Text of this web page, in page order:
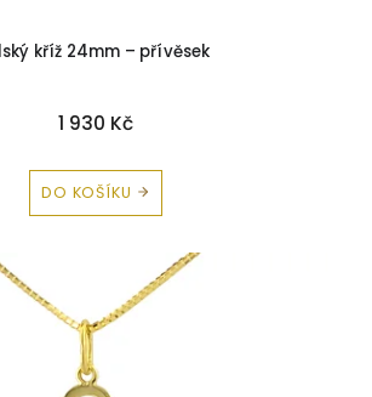
kříž 24mm – přívěsek
1 930 Kč
DO KOŠÍKU